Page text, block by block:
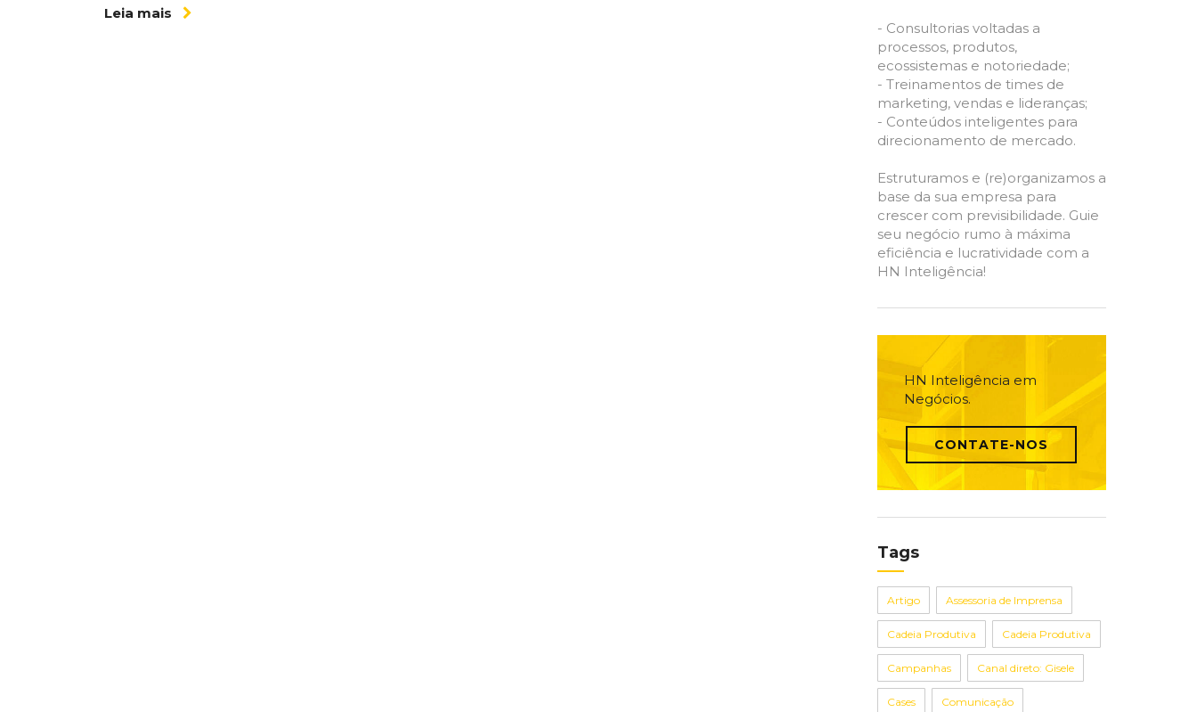
Leia mais
- Consultorias voltadas a
processos, produtos,
ecossistemas e notoriedade;
- Treinamentos de times de
marketing, vendas e lideranças;
- Conteúdos inteligentes para
direcionamento de mercado.
Estruturamos e (re)organizamos a
base da sua empresa para
crescer com previsibilidade. Guie
seu negócio rumo à máxima
eficiência e lucratividade com a
HN Inteligência!
HN Inteligência em
Negócios.
CONTATE-NOS
Tags
Artigo Assessoria de Imprensa
Cadeia Produtiva Cadeia Produtiva
Campanhas Canal direto: Gisele
Cases Comunicação